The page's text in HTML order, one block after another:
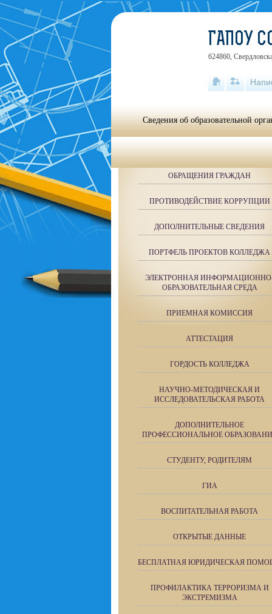
ОБРАЩЕНИЯ ГРАЖДАН
ПРОТИВОДЕЙСТВИЕ КОРРУПЦИИ
ДОПОЛНИТЕЛЬНЫЕ СВЕДЕНИЯ
ПОРТФЕЛЬ ПРОЕКТОВ КОЛЛЕДЖА
ЭЛЕКТРОННАЯ
ОБРАЗОВАТЕЛЬНАЯ СРЕДА
ПРИЕМНАЯ КОМИССИЯ
АТТЕСТАЦИЯ
ГОРДОСТЬ КОЛЛЕДЖА
НАУЧНО-МЕТОДИЧЕСКАЯ И
ИССЛЕДОВАТЕЛЬСКАЯ РАБОТА
ДОПОЛНИТЕЛЬНОЕ
ПРОФЕССИОНАЛЬНОЕ
СТУДЕНТУ, РОДИТЕЛЯМ
ГИА
ВОСПИТАТЕЛЬНАЯ РАБОТА
ОТКРЫТЫЕ ДАННЫЕ
БЕСПЛАТНАЯ ЮРИДИЧЕСКАЯ
ПРОФИЛАКТИКА ТЕРРОРИЗМА И
ЭКСТРЕМИЗМА
ГАПОУ
624860,
Сведения об образовательной